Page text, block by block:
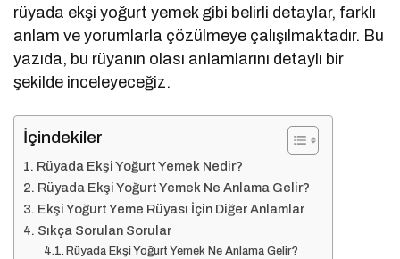
rüyada ekşi yoğurt yemek gibi belirli detaylar, farklı
anlam ve yorumlarla çözülmeye çalışılmaktadır. Bu
yazıda, bu rüyanın olası anlamlarını detaylı bir
şekilde inceleyeceğiz.
İçindekiler
Rüyada Ekşi Yoğurt Yemek Nedir?
Rüyada Ekşi Yoğurt Yemek Ne Anlama Gelir?
Ekşi Yoğurt Yeme Rüyası İçin Diğer Anlamlar
Sıkça Sorulan Sorular
Rüyada Ekşi Yoğurt Yemek Ne Anlama Gelir?